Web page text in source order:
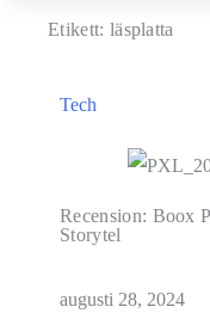
Etikett: läsplatta
Tech
Recension: Boox
Storytel
augusti 28, 2024